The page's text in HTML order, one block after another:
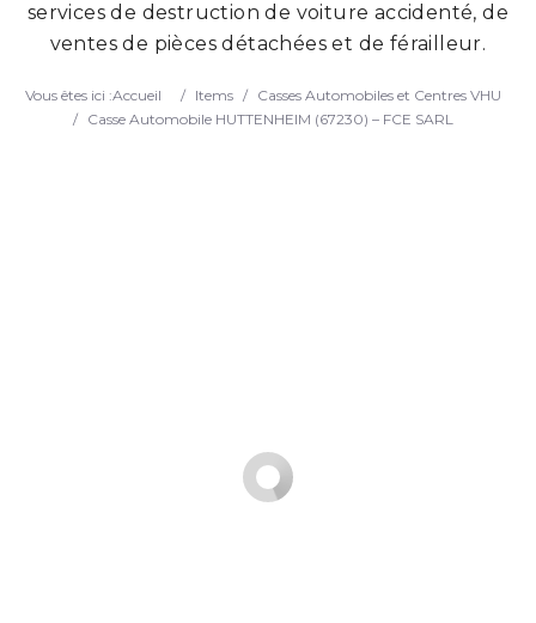
Search
services de destruction de voiture accidenté, de
ventes de pièces détachées et de férailleur.
Vous êtes ici :Accueil / Items / Casses Automobiles et Centres VHU
/ Casse Automobile HUTTENHEIM (67230) – FCE SARL